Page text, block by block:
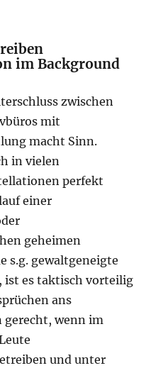
im Background
zwischen
mit
macht Sinn.
in vielen
perfekt
einer
geheimen
s.g. gewaltgeneigte
ist es taktisch vorteilig
ans
gerecht, wenn im
und unter